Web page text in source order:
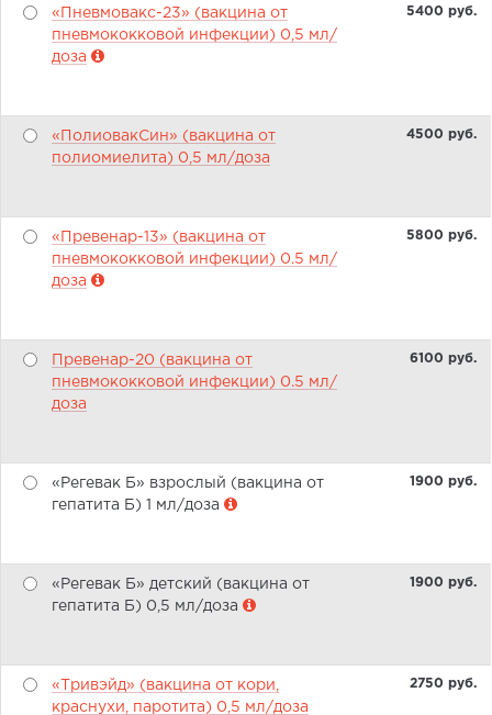
«Пневмовакс-23» (вакцина от
пневмококковой инфекции) 0,5 мл/
доза
5400 pуб.
«ПолиовакСин» (вакцина от
полиомиелита) 0,5 мл/доза
4500 pуб.
«Превенар-13» (вакцина от
пневмококковой инфекции) 0.5 мл/
доза
5800 pуб.
Превенар-20 (вакцина от
пневмококковой инфекции) 0.5 мл/
доза
6100 pуб.
«Регевак Б» взрослый (вакцина от
гепатита Б) 1 мл/доза
1900 pуб.
«Регевак Б» детский (вакцина от
гепатита Б) 0,5 мл/доза
1900 pуб.
«Тривэйд» (вакцина от кори,
краснухи, паротита) 0,5 мл/доза
2750 pуб.